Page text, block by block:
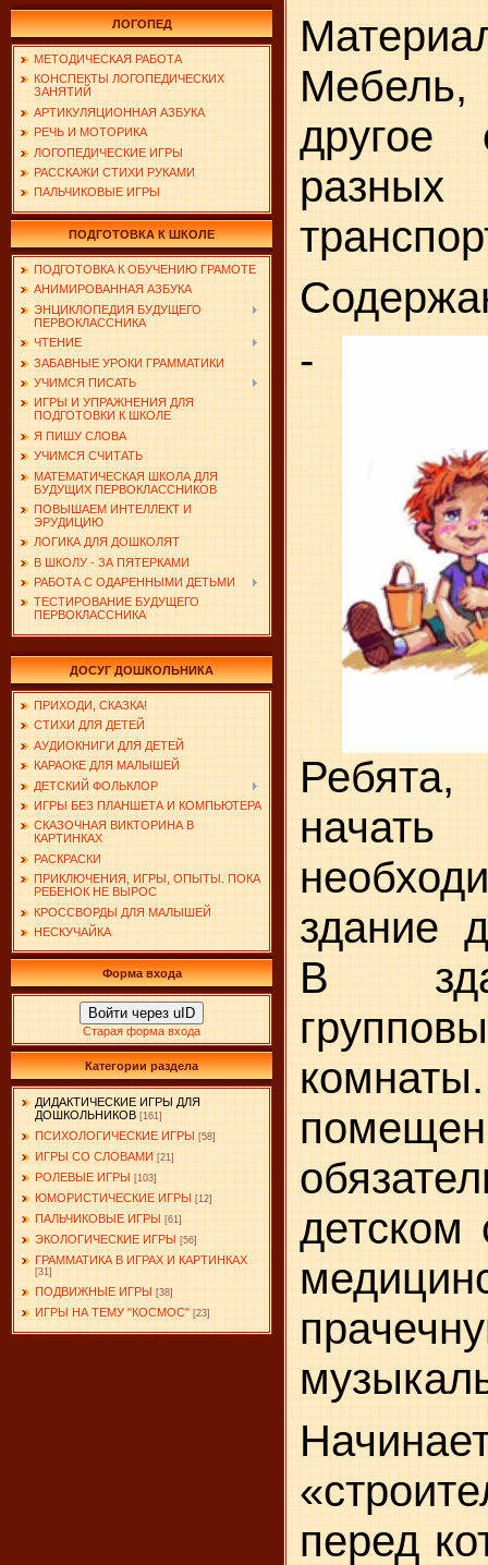
ЛОГОПЕД
МЕТОДИЧЕСКАЯ РАБОТА
КОНСПЕКТЫ ЛОГОПЕДИЧЕСКИХ
ЗАНЯТИЙ
АРТИКУЛЯЦИОННАЯ АЗБУКА
РЕЧЬ И МОТОРИКА
ЛОГОПЕДИЧЕСКИЕ ИГРЫ
РАССКАЖИ СТИХИ РУКАМИ
ПАЛЬЧИКОВЫЕ ИГРЫ
ПОДГОТОВКА К ШКОЛЕ
ПОДГОТОВКА К ОБУЧЕНИЮ ГРАМОТЕ
АНИМИРОВАННАЯ АЗБУКА
ЭНЦИКЛОПЕДИЯ БУДУЩЕГО
ПЕРВОКЛАССНИКА
ЧТЕНИЕ
ЗАБАВНЫЕ УРОКИ ГРАММАТИКИ
УЧИМСЯ ПИСАТЬ
ИГРЫ И УПРАЖНЕНИЯ ДЛЯ
ПОДГОТОВКИ К ШКОЛЕ
Я ПИШУ СЛОВА
УЧИМСЯ СЧИТАТЬ
МАТЕМАТИЧЕСКАЯ ШКОЛА ДЛЯ
БУДУЩИХ ПЕРВОКЛАССНИКОВ
ПОВЫШАЕМ ИНТЕЛЛЕКТ И
ЭРУДИЦИЮ
ЛОГИКА ДЛЯ ДОШКОЛЯТ
В ШКОЛУ - ЗА ПЯТЕРКАМИ
РАБОТА С ОДАРЕННЫМИ ДЕТЬМИ
ТЕСТИРОВАНИЕ БУДУЩЕГО
ПЕРВОКЛАССНИКА
ДОСУГ ДОШКОЛЬНИКА
ПРИХОДИ, СКАЗКА!
СТИХИ ДЛЯ ДЕТЕЙ
АУДИОКНИГИ ДЛЯ ДЕТЕЙ
КАРАОКЕ ДЛЯ МАЛЫШЕЙ
ДЕТСКИЙ ФОЛЬКЛОР
ИГРЫ БЕЗ ПЛАНШЕТА И КОМПЬЮТЕРА
СКАЗОЧНАЯ ВИКТОРИНА В
КАРТИНКАХ
РАСКРАСКИ
ПРИКЛЮЧЕНИЯ, ИГРЫ, ОПЫТЫ. ПОКА
РЕБЕНОК НЕ ВЫРОС
КРОССВОРДЫ ДЛЯ МАЛЫШЕЙ
НЕСКУЧАЙКА
Форма входа
Войти через uID
Старая форма входа
Категории раздела
ДИДАКТИЧЕСКИЕ ИГРЫ ДЛЯ
ДОШКОЛЬНИКОВ [161]
ПСИХОЛОГИЧЕСКИЕ ИГРЫ [58]
ИГРЫ СО СЛОВАМИ [21]
РОЛЕВЫЕ ИГРЫ [103]
ЮМОРИСТИЧЕСКИЕ ИГРЫ [12]
ПАЛЬЧИКОВЫЕ ИГРЫ [61]
ЭКОЛОГИЧЕСКИЕ ИГРЫ [56]
ГРАММАТИКА В ИГРАХ И КАРТИНКАХ
[31]
ПОДВИЖНЫЕ ИГРЫ [38]
ИГРЫ НА ТЕМУ "КОСМОС" [23]
другое
-
начать
здание
В
детском
перед